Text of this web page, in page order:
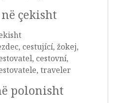
çekisht
cestující, žokej,
cestovní,
traveler
polonisht